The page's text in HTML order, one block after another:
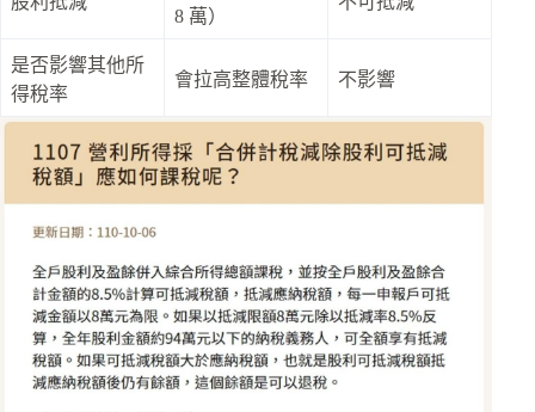
8 萬）
是否影響其他所
得稅率
會拉高整體稅率 不影響